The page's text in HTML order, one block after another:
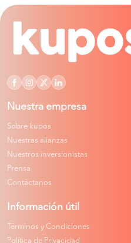
Nuestra empresa
Sobre kupos
Nuestras alianzas
Nuestros inversionistas
Prensa
Contáctanos
Información útil
Términos y Condiciones
Política de Privacidad